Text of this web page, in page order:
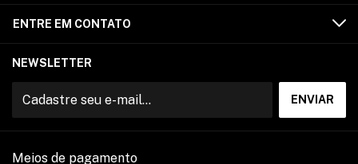
ENTRE EM CONTATO
NEWSLETTER
Meios de pagamento